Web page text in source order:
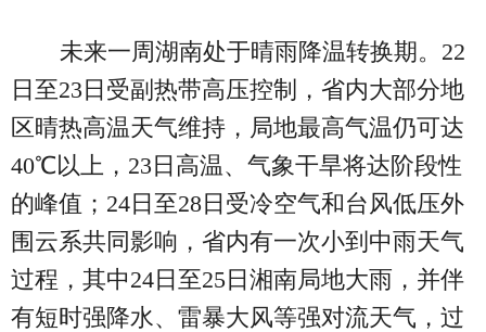
未来一周湖南处于晴雨降温转换期。22
日至23日受副热带高压控制，省内大部分地
区晴热高温天气维持，局地最高气温仍可达
40℃以上，23日高温、气象干旱将达阶段性
的峰值；24日至28日受冷空气和台风低压外
围云系共同影响，省内有一次小到中雨天气
过程，其中24日至25日湘南局地大雨，并伴
有短时强降水、雷暴大风等强对流天气，过